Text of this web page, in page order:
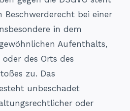
Beschwerderecht bei einer
in dem
Aufenthalts,
des Orts des
zu. Das
unbeschadet
oder